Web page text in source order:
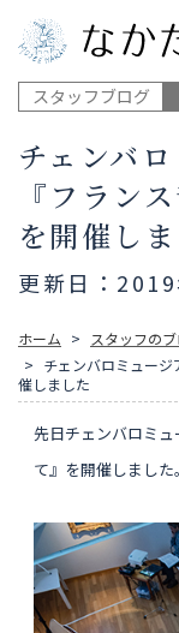
スタッフブログ
チェンバ
『フラン
を開催し
更新日：2019
ホーム スタッフの
チェンバロミュー
催しました
先日チェンバロミ
て』を開催しました。